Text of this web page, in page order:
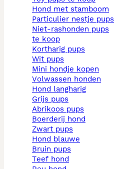
hond met stamboom
particulier nestje pups
niet-rashonden pups
te koop
kortharig pups
wit pups
mini hondje kopen
volwassen honden
hond langharig
grijs pups
abrikoos pups
boerderij hond
zwart pups
hond blauwe
bruin pups
teef hond